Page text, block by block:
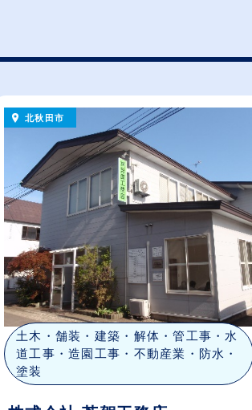
北秋田市
土木・舗装・建築・解体・管工事・水
道工事・造園工事・不動産業・防水・
塗装